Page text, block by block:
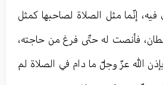
إنّما مثل الصلاة لصاحبها كمثل
فأنصت له حتّى فرغ من حاجته،
الله عزّ وجلّ ما دام في الصلاة لم